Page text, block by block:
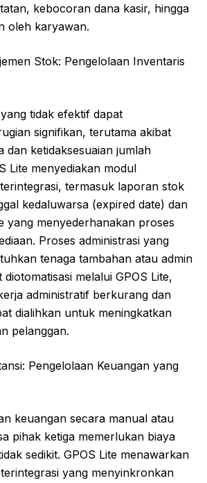
kebocoran dana kasir, hingga
oleh karyawan.
Stok: Pengelolaan Inventaris
tidak efektif dapat
signifikan, terutama akibat
dan ketidaksesuaian jumlah
Lite menyediakan modul
termasuk laporan stok
kedaluwarsa (expired date) dan
yang menyederhanakan proses
Proses administrasi yang
tenaga tambahan atau admin
melalui GPOS Lite,
administratif berkurang dan
dialihkan untuk meningkatkan
pelanggan.
Pengelolaan Keuangan yang
keuangan secara manual atau
pihak ketiga memerlukan biaya
sedikit. GPOS Lite menawarkan
yang menyinkronkan